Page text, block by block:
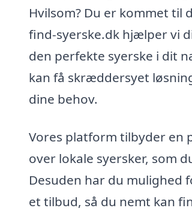
Hvilsom? Du er kommet til
find-syerske.dk hjælper vi
den perfekte syerske i dit
kan få skræddersyet
dine behov.
Vores platform tilbyder en
over lokale syersker, som
Desuden har du mulighed
et tilbud, så du nemt kan